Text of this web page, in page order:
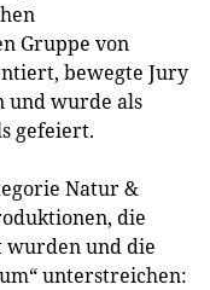
Gruppe von
bewegte Jury
und wurde als
gefeiert.
Natur &
die
wurden und die
unterstreichen: